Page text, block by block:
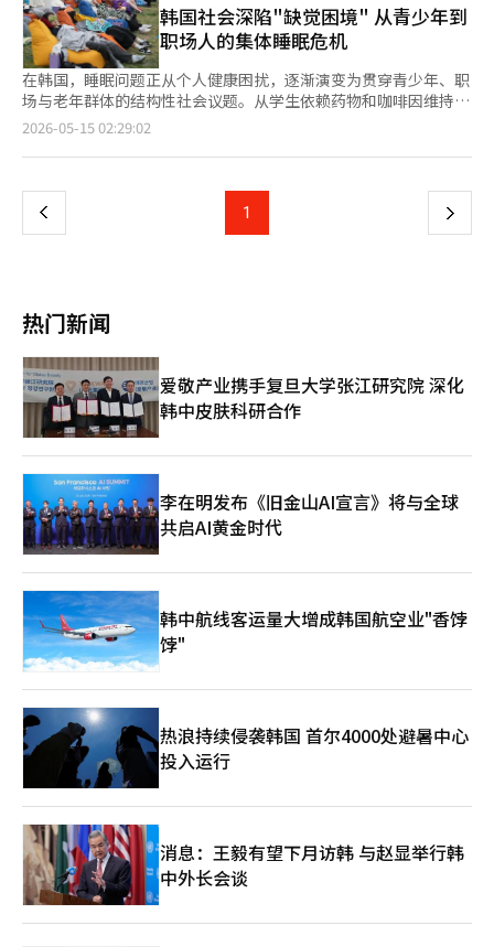
韩国社会深陷"缺觉困境" 从青少年到
职场人的集体睡眠危机
在韩国，睡眠问题正从个人健康困扰，逐渐演变为贯穿青少年、职
场与老年群体的结构性社会议题。从学生依赖药物和咖啡因维持清
醒，到城市“午睡经济”兴起，再到整体睡眠时间长期低于健康标
韩国国民健康保险公团日前资料显示，因睡眠障碍（G47）和非器
124.597万人，较2019年的99.879万人增加约24%，创近5年来最
同时，韩国整体睡眠结构也出现明显恶化。多项调查显示，韩国成
年人平均卧床时间约为6小时39分钟，但实际睡眠时间仅约5小时
25分钟，明显低于世界卫生组织及医学界普遍建议的7至8小时标
准。日前的调查结果显示，超过72%的受访者表示，每周至少一次
因睡眠质量不佳而影响工作、学习或日常生活状态。 睡眠问题已
不仅停留在疲劳感层面，而开始与焦虑、抑郁、慢性压力等心理健
康风险高度关联，在青少年群体中，这种“缺觉社会”的特征表现
得尤为明显。 韩国青少年政策研究院针对3384名初高中生进行的
调查显示，5.2%的受访者曾使用过注意力缺陷多动障碍（ADHD）
治疗药物、食欲抑制剂、安眠药或抗焦虑药等7类处方药用于非医
疗目的，这一比例甚至高于有吸烟经历者（4.2%），其中，ADHD
治疗药物占全部非医疗使用药物的24.4%。在过去6个月曾服用相
关药物的青少年中，有23.1%的人每月服药次数超过20次，呈现出
足背景下，部分学生开始依赖药物或咖啡因维持清醒状态。 除药
物之外，咖啡因也正在成为更普遍的“睡眠替代工具”。调查显
示，54.5%的青少年每月至少饮用一次咖啡，61.2%每月至少饮用
一次高咖啡因饮料，其中10.8%达到每月10次以上。更值得关注的
是，57.8%的受访者表示摄入咖啡因的主要原因是“学习或完成作
业”，另有11.2%的人坦言，如果不摄入咖啡因，就难以维持正常
状态。在高年级学生中，这一比例升至约16%。药物与咖啡因的共
同作用下，睡眠在青少年阶段正被不断压缩为“可牺牲时间”，一
种“以兴奋替代休息”的行为模式正在逐渐固化。 这种现象并未
止步于校园，而是向整个社会蔓延。在职场层面，长期通勤、高强
度工作以及加班文化，使越来越多上班族陷入“晚睡—疲劳—补觉
不足”的循环。韩国不少企业员工实际睡眠时间不足6小时，但仍
需维持高强度工作节奏。 在此背景下，首尔江南、汝矣岛、光化
门等办公区周边，午睡经济正在迅速扩张。睡眠咖啡馆、无人休息
舱、冥想空间等新型业态在午休时间频繁满员。部分职场人甚至选
择放弃午餐，仅利用30分钟短暂睡眠来维持下午工作效率。午休因
2026-05-15 02:29:02
上
页
1 下
热门新闻
爱敬产业携手复旦大学张江研究院 深化
韩中皮肤科研合作
李在明发布《旧金山AI宣言》将与全球
共启AI黄金时代
韩中航线客运量大增成韩国航空业"香饽
饽"
热浪持续侵袭韩国 首尔4000处避暑中心
投入运行
消息：王毅有望下月访韩 与赵显举行韩
中外长会谈